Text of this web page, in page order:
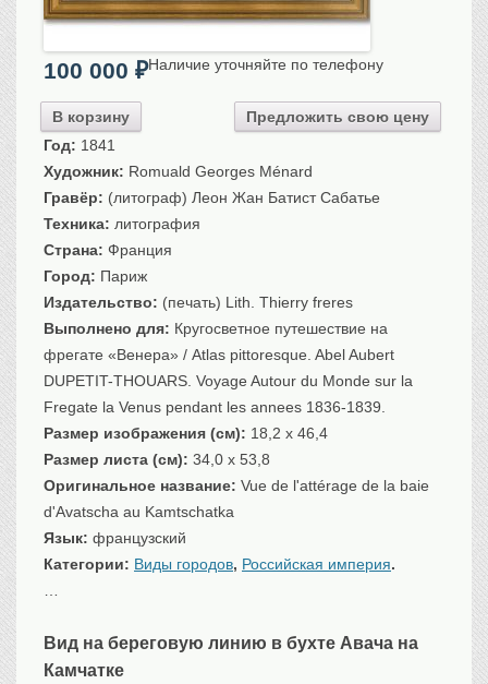
Исторические карты
Виды городов
Санкт-Петербург
Российская империя
Прочие
Севастополь, Крым
Ценные бумаги
История моды.
Гражданская мода
Униформа
Охота. Флора. Фауна
Фауна
Рыбы, рыбалка
Техника, транспорт, архитектура
Архитектура
Техника
100 000 ₽
В корзину Предложить свою цену
Наличие уточняйте по телефону
Год: 1841
Художник: Romuald Georges Ménard
Гравёр: (литограф) Леон Жан Батист Сабатье
Техника: литография
Страна: Франция
Город: Париж
Издательство: (печать) Lith. Thierry freres
Выполнено для: Кругосветное путешествие на
фрегате «Венера» / Atlas pittoresque. Abel Aubert
DUPETIT-THOUARS. Voyage Autour du Monde sur la
Fregate la Venus pendant les annees 1836-1839.
Размер изображения (см): 18,2 x 46,4
Размер листа (см): 34,0 x 53,8
Оригинальное название: Vue de l'attérage de la baie
d'Avatscha au Kamtschatka
Язык: французский
Категории: Виды городов, Российская империя.
Вид на береговую линию в бухте Авача на
Камчатке